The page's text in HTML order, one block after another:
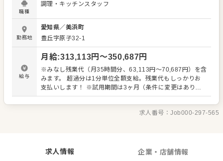
刺身にしたり、知多半島名物の大海老フライを上げたり、
度は問いません！ 入社後は、調理スタッフとして魚のさば
きや仕込み、揚げ場、焼き場、煮方を経験していただきま
す。その後、発注業務やアルバイト指導やメニューの開発
などの提案などマネジメント業務に携わっていただきま
す。料理人として腕を磨くのもよし、料理長としてキャリ
アアップするもよし、店長・副店長としてお店のマネジメ
ントポジションを目指すのもOKです！あなたがキャリアの
主人公です。 料理人であると同時に、会社員としての安定
との魅力のひとつ。将来的には本社スタッフとして組織の
運営や事業の企画に関わるチャンスもあります。 ＜働きが
っかりお支払いしておりますのでご安心ください！魚太郎
は本気で「日本一働きがいのある魚屋」を目指していま
職種
調理・キッチンスタッフ
勤務地
愛知県／美浜町
豊丘字原子32-1
給与
月給:313,113円〜350,687円
※みなし残業代（月35時間分、63,113円～70,687円）を含
みます。 超過分は1分単位全額支給。残業代もしっかりお
支払いします！ ※試用期間は3ヶ月（条件に変更はありま
せん） ◎昇給年1回：毎年ベースアップしています。 ◎賞
与年2回：入社半年以降から支給 ◎決算賞与：会社業績
により支給あり。過去5年以上支給実績あり。 ＜想定年収
求人番号：Job000-297-565
求人情報 企業・店舗情報